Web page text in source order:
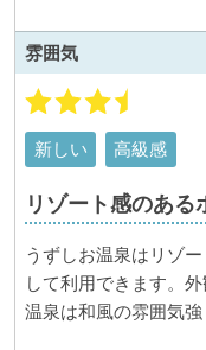
雰囲気
新しい 高級感
リゾート感のある
うずしお温泉はリゾ
して利用できます。
温泉は和風の雰囲気強